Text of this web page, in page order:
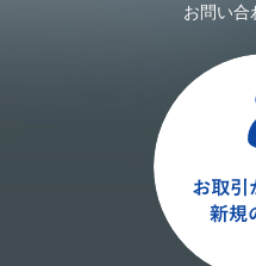
お問い合